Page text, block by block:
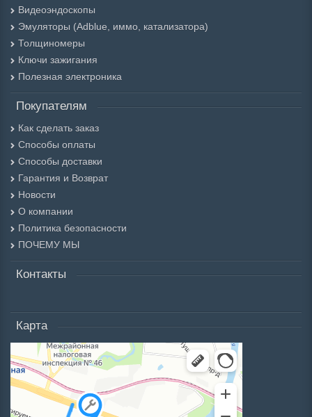
Видеоэндоскопы
Эмуляторы (Adblue, иммо, катализатора)
Толщиномеры
Ключи зажигания
Полезная электроника
Покупателям
Как сделать заказ
Способы оплаты
Способы доставки
Гарантия и Возврат
Новости
О компании
Политика безопасности
ПОЧЕМУ МЫ
Контакты
Карта